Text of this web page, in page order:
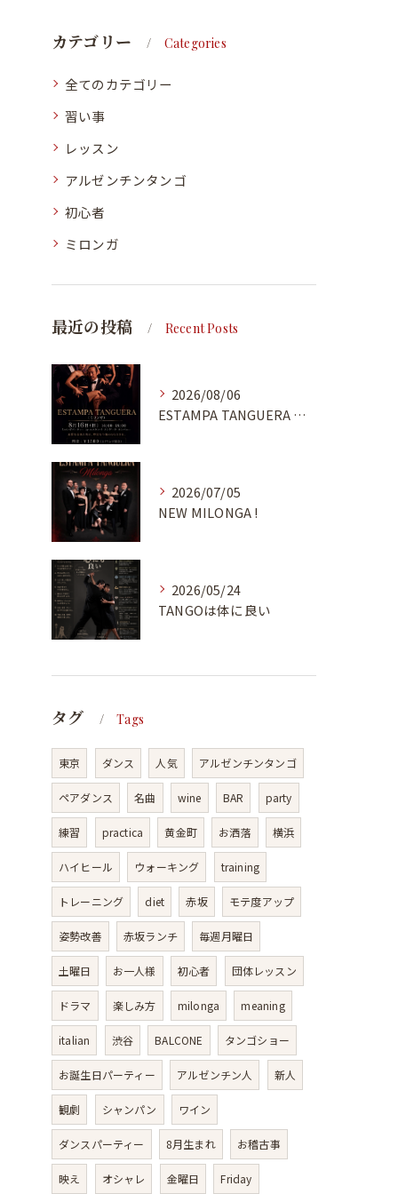
カテゴリー Categories
全てのカテゴリー
習い事
レッスン
アルゼンチンタンゴ
初心者
ミロンガ
最近の投稿 Recent Posts
2026/08/06
ESTAMPA TANGUERA MILONGA
2026/07/05
NEW MILONGA !
2026/05/24
TANGOは体に良い
タグ Tags
東京 ダンス 人気 アルゼンチンタンゴ
ペアダンス 名曲 wine BAR party
練習 practica 黄金町 お洒落 横浜
ハイヒール ウォーキング training
トレーニング diet 赤坂 モテ度アップ
姿勢改善 赤坂ランチ 毎週月曜日
土曜日 お一人様 初心者 団体レッスン
ドラマ 楽しみ方 milonga meaning
italian 渋谷 BALCONE タンゴショー
お誕生日パーティー アルゼンチン人 新人
観劇 シャンパン ワイン
ダンスパーティー 8月生まれ お稽古事
映え オシャレ 金曜日 Friday